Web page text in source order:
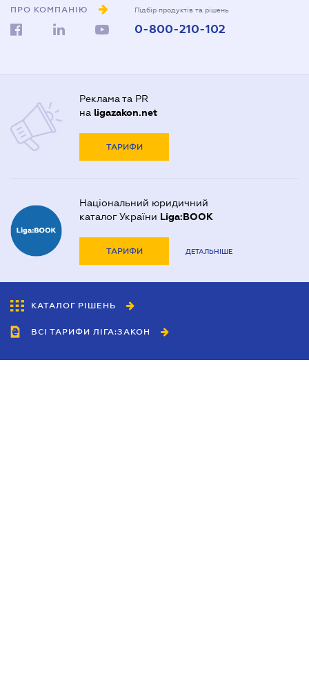
ПРО КОМПАНІЮ Підбір продуктів та рішень
0-800-210-102
Реклама та PR
на ligazakon.net
ТАРИФИ
Національний юридичний
каталог України Liga:BOOK
ТАРИФИ ДЕТАЛЬНІШЕ
КАТАЛОГ РІШЕНЬ
ВСІ ТАРИФИ ЛІГА:ЗАКОН